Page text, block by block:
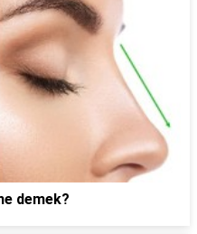
demek?